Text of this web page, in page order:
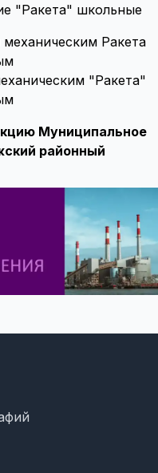
"Ракета" школьные
"Ракета"
Муниципальное
районный